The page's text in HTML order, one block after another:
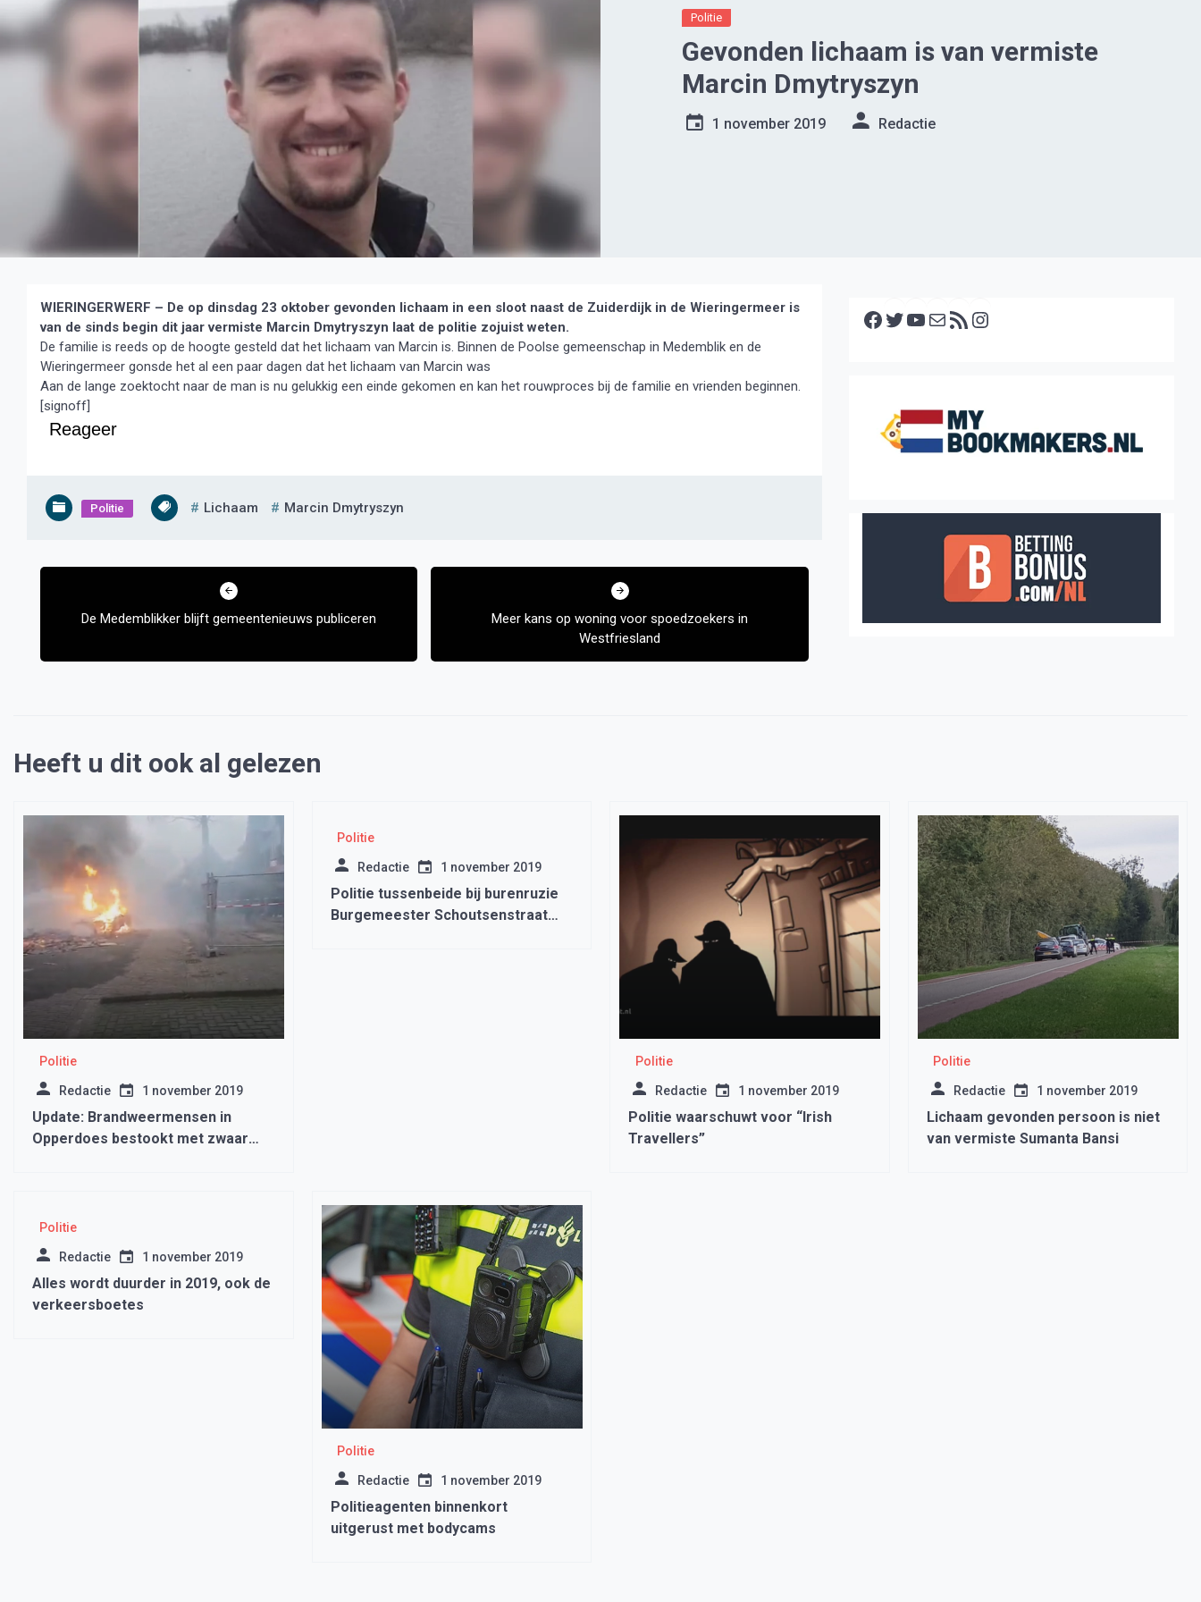
Politie
Gevonden lichaam is van vermiste
Marcin Dmytryszyn
1 november 2019 Redactie
WIERINGERWERF – De op dinsdag 23 oktober gevonden lichaam in een sloot naast de Zuiderdijk in de Wieringermeer is
van de sinds begin dit jaar vermiste Marcin Dmytryszyn laat de politie zojuist weten.
De familie is reeds op de hoogte gesteld dat het lichaam van Marcin is. Binnen de Poolse gemeenschap in Medemblik en de
Wieringermeer gonsde het al een paar dagen dat het lichaam van Marcin was
Aan de lange zoektocht naar de man is nu gelukkig een einde gekomen en kan het rouwproces bij de familie en vrienden beginnen.
[signoff]
Reageer
Politie Lichaam Marcin Dmytryszyn
Bericht
De Medemblikker blijft gemeentenieuws publiceren
Meer kans op woning voor spoedzoekers in
Westfriesland
Facebook Twitter YouTube E-mail RSS feed
Heeft u dit ook al gelezen
Politie
Redactie 1 november 2019
Update: Brandweermensen in
Opperdoes bestookt met zwaar
Politie
Redactie 1 november 2019
Politie tussenbeide bij burenruzie
Burgemeester Schoutsenstraat
Politie
Redactie 1 november 2019
Politie waarschuwt voor “Irish
Travellers”
Politie
Redactie 1 november 2019
Lichaam gevonden persoon is niet
van vermiste Sumanta Bansi
Politie
Redactie 1 november 2019
Alles wordt duurder in 2019, ook de
verkeersboetes
Politie
Redactie 1 november 2019
Politieagenten binnenkort
uitgerust met bodycams